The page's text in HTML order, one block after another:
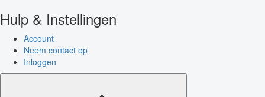
Hulp & Instellingen
Account
Neem contact op
Inloggen